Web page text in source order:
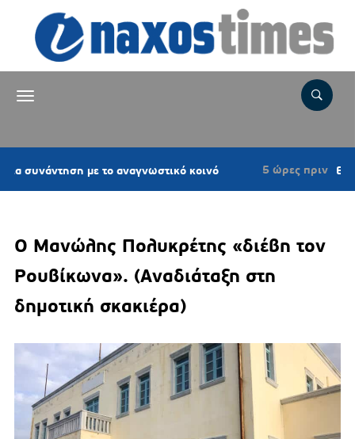
με το αναγνωστικό κοινό 5 ώρες πριν Επιτροπή
Ο Μανώλης Πολυκρέτης «διέβη τον
Ρουβίκωνα». (Αναδιάταξη στη
δημοτική σκακιέρα)